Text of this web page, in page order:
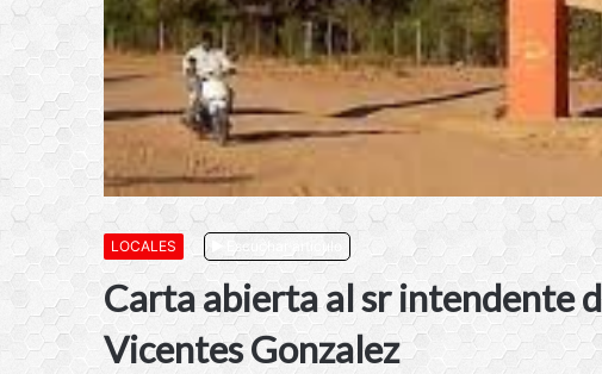
LOCALES Escuchar artículo
Carta abierta al sr intendente
Vicentes Gonzalez